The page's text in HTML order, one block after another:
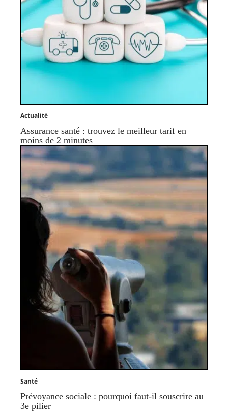
Actualité
Assurance santé : trouvez le meilleur tarif en
moins de 2 minutes
Santé
Prévoyance sociale : pourquoi faut-il souscrire au
3e pilier